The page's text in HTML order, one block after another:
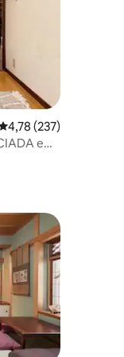
de uma avaliação
4,78 (237)
em
hóspedes